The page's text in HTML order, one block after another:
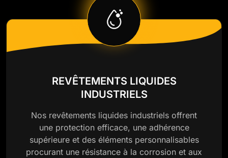
REVÊTEMENTS LIQUIDES
INDUSTRIELS
Nos revêtements liquides industriels offrent
une protection efficace, une adhérence
supérieure et des éléments personnalisables
procurant une résistance à la corrosion et aux